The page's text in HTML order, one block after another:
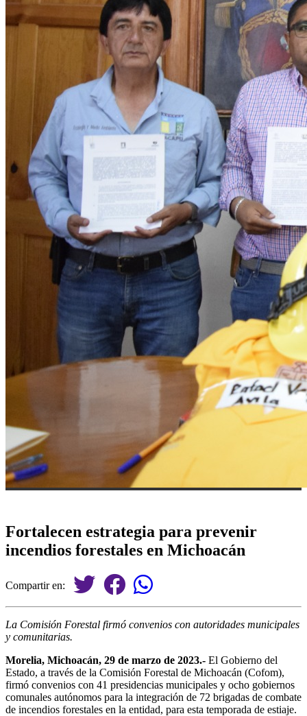
Fortalecen estrategia para prevenir
incendios forestales en Michoacán
Compartir en:
La Comisión Forestal firmó convenios con autoridades municipales
y comunitarias.
Morelia, Michoacán, 29 de marzo de 2023.- El Gobierno del
Estado, a través de la Comisión Forestal de Michoacán (Cofom),
firmó convenios con 41 presidencias municipales y ocho gobiernos
comunales autónomos para la integración de 72 brigadas de combate
de incendios forestales en la entidad, para esta temporada de estiaje.